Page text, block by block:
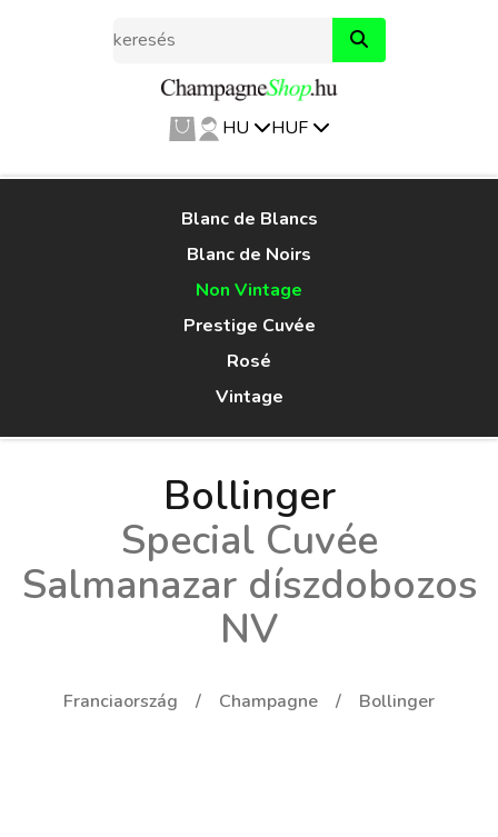
HU HUF
Blanc de Blancs
Blanc de Noirs
Non Vintage
Prestige Cuvée
Rosé
Vintage
Bollinger
Special Cuvée
Salmanazar díszdobozos
NV
Franciaország Champagne Bollinger